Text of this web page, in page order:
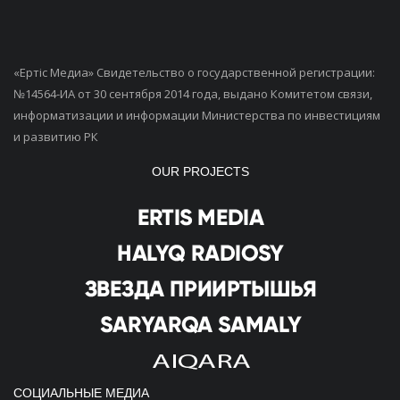
«Ертiс Медиа» Свидетельство о государственной регистрации:
№14564-ИА от 30 сентября 2014 года, выдано Комитетом связи,
информатизации и информации Министерства по инвестициям
и развитию РК
OUR PROJECTS
СОЦИАЛЬНЫЕ МЕДИА